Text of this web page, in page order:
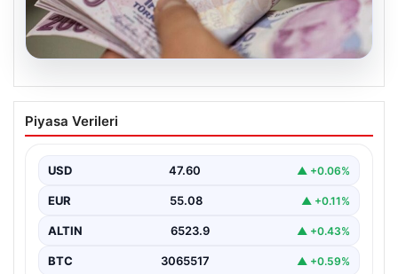
05.08.2026
2026 Kurban Bayramı emekli
ikramiyeleri ne zaman yatacak?
emekli vatandaşın dikkati bayram ikramiyesi
ödemelerine çevrildi.…
Piyasa Verileri
USD 47.60 ▲ +0.06%
EUR 55.08 ▲ +0.11%
ALTIN 6523.9 ▲ +0.43%
BTC 3065517 ▲ +0.59%